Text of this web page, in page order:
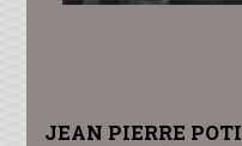
JEAN PIERRE